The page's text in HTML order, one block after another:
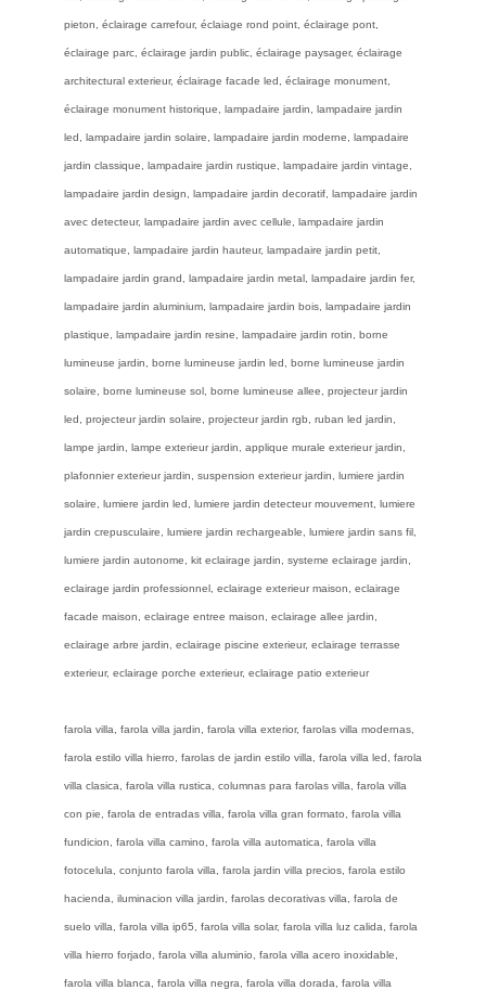
pieton, éclairage carrefour, éclaiage rond point, éclairage pont,
éclairage parc, éclairage jardin public, éclairage paysager, éclairage
architectural exterieur, éclairage facade led, éclairage monument,
éclairage monument historique, lampadaire jardin, lampadaire jardin
led, lampadaire jardin solaire, lampadaire jardin moderne, lampadaire
jardin classique, lampadaire jardin rustique, lampadaire jardin vintage,
lampadaire jardin design, lampadaire jardin decoratif, lampadaire jardin
avec detecteur, lampadaire jardin avec cellule, lampadaire jardin
automatique, lampadaire jardin hauteur, lampadaire jardin petit,
lampadaire jardin grand, lampadaire jardin metal, lampadaire jardin fer,
lampadaire jardin aluminium, lampadaire jardin bois, lampadaire jardin
plastique, lampadaire jardin resine, lampadaire jardin rotin, borne
lumineuse jardin, borne lumineuse jardin led, borne lumineuse jardin
solaire, borne lumineuse sol, borne lumineuse allee, projecteur jardin
led, projecteur jardin solaire, projecteur jardin rgb, ruban led jardin,
lampe jardin, lampe exterieur jardin, applique murale exterieur jardin,
plafonnier exterieur jardin, suspension exterieur jardin, lumiere jardin
solaire, lumiere jardin led, lumiere jardin detecteur mouvement, lumiere
jardin crepusculaire, lumiere jardin rechargeable, lumiere jardin sans fil,
lumiere jardin autonome, kit eclairage jardin, systeme eclairage jardin,
eclairage jardin professionnel, eclairage exterieur maison, eclairage
facade maison, eclairage entree maison, eclairage allee jardin,
eclairage arbre jardin, eclairage piscine exterieur, eclairage terrasse
exterieur, eclairage porche exterieur, eclairage patio exterieur
farola villa, farola villa jardin, farola villa exterior, farolas villa modernas,
farola estilo villa hierro, farolas de jardin estilo villa, farola villa led, farola
villa clasica, farola villa rustica, columnas para farolas villa, farola villa
con pie, farola de entradas villa, farola villa gran formato, farola villa
fundicion, farola villa camino, farola villa automatica, farola villa
fotocelula, conjunto farola villa, farola jardin villa precios, farola estilo
hacienda, iluminacion villa jardin, farolas decorativas villa, farola de
suelo villa, farola villa ip65, farola villa solar, farola villa luz calida, farola
villa hierro forjado, farola villa aluminio, farola villa acero inoxidable,
farola villa blanca, farola villa negra, farola villa dorada, farola villa